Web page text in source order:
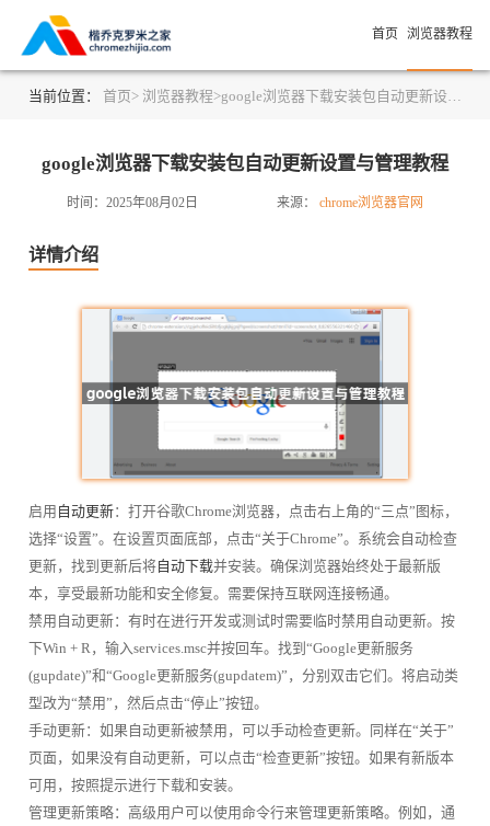
首页 浏览器教程
当前位置： 首页> 浏览器教程>google浏览器下载安装包自动更新设置与管理教程
google浏览器下载安装包自动更新设置与管理教程
时间：2025年08月02日 来源： chrome浏览器官网
详情介绍
启用 自动更新：打开谷歌Chrome浏览器，点击右上角的“三点”图标，
选择“设置”。在设置页面底部，点击“关于Chrome”。系统会自动检查
更新，找到更新后将自动下载并安装。确保浏览器始终处于最新版
本，享受最新功能和安全修复。需要保持互联网连接畅通。
禁用自动更新：有时在进行开发或测试时需要临时禁用自动更新。按
下Win + R，输入services.msc并按回车。找到“Google更新服务
(gupdate)”和“Google更新服务(gupdatem)”，分别双击它们。将启动类
型改为“禁用”，然后点击“停止”按钮。
手动更新：如果自动更新被禁用，可以手动检查更新。同样在“关于”
页面，如果没有自动更新，可以点击“检查更新”按钮。如果有新版本
可用，按照提示进行下载和安装。
管理更新策略：高级用户可以使用命令行来管理更新策略。例如，通